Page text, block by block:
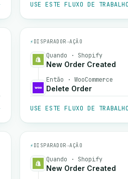
USE ESTE FLUXO DE
⚡ DISPARADOR→AÇÃO
Quando · Shopify
New Order Created
Então · WooCommerce
Delete Order
USE ESTE FLUXO DE
⚡ DISPARADOR→AÇÃO
Quando · Shopify
New Order Created